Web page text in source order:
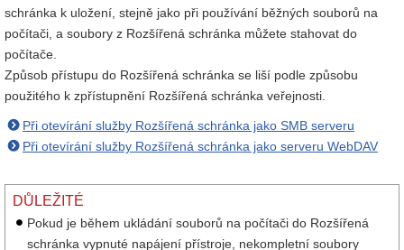
schránka k uložení, stejně jako při používání běžných souborů na
počítači, a soubory z Rozšířená schránka můžete stahovat do
počítače.
Způsob přístupu do Rozšířená schránka se liší podle způsobu
použitého k zpřístupnění Rozšířená schránka veřejnosti.
Při otevírání služby Rozšířená schránka jako SMB serveru
Při otevírání služby Rozšířená schránka jako serveru WebDAV
DŮLEŽITÉ
Pokud je během ukládání souborů na počítači do Rozšířená
schránka vypnuté napájení přístroje, nekompletní soubory